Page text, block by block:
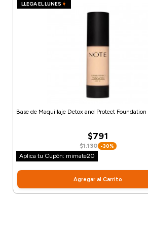
LLEGA EL LUNES
Base de Maquillaje Detox and Protect
$791
$1.130 -30%
Aplica tu Cupón: mimate20
Agregar al Carrito